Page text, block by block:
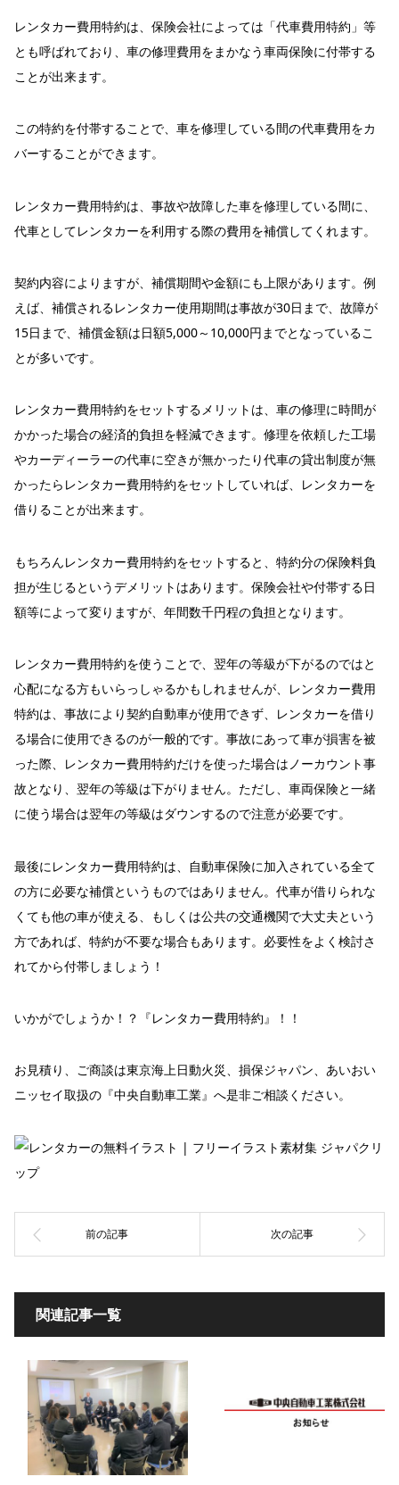
レンタカー費用特約は、保険会社によっては「代車費用特約」等
とも呼ばれており、車の修理費用をまかなう車両保険に付帯する
ことが出来ます。
この特約を付帯することで、車を修理している間の代車費用をカ
バーすることができます。
レンタカー費用特約は、事故や故障した車を修理している間に、
代車としてレンタカーを利用する際の費用を補償してくれます。
契約内容によりますが、補償期間や金額にも上限があります。例
えば、補償されるレンタカー使用期間は事故が30日まで、故障が
15日まで、補償金額は日額5,000～10,000円までとなっているこ
とが多いです。
レンタカー費用特約をセットするメリットは、車の修理に時間が
かかった場合の経済的負担を軽減できます。 修理を依頼した工場
やカーディーラーの代車に空きが無かったり代車の貸出制度が無
かったら レンタカー費用特約をセットしていれば、レンタカーを
借りることが出来ます。
もちろんレンタカー費用特約をセットすると、特約分の保険料負
担が生じるというデメリットはあります。保険会社や付帯する日
額等によって変りますが、年間数千円程の負担となります。
レンタカー費用特約を使うことで、翌年の等級が下がるのではと
心配になる方もいらっしゃるかもしれませんが、レンタカー費用
特約は、事故により契約自動車が使用できず、レンタカーを借り
る場合に使用できるのが一般的です。事故にあって車が損害を被
った際、レンタカー費用特約だけを使った場合はノーカウント事
故となり、翌年の等級は下がりません。ただし、車両保険と一緒
に使う場合は翌年の等級はダウンするので注意が必要です。
最後にレンタカー費用特約は、自動車保険に加入されている全て
の方に必要な補償というものではありません。代車が借りられな
くても他の車が使える、もしくは公共の交通機関で大丈夫という
方であれば、特約が不要な場合もあります。必要性をよく検討さ
れてから付帯しましょう！
いかがでしょうか！？『レンタカー費用特約』！！
お見積り、ご商談は東京海上日動火災、損保ジャパン、あいおい
ニッセイ取扱の『中央自動車工業』へ是非ご相談ください。
関連記事一覧